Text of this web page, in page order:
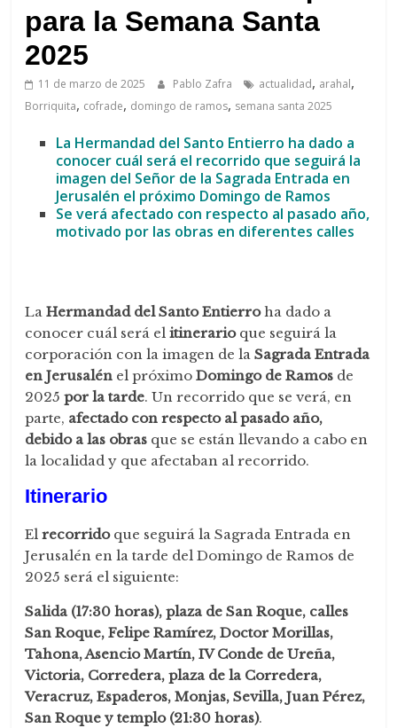
de
Arahal
para la Semana Santa
2025
11 de marzo de 2025 Pablo Zafra actualidad, arahal,
Borriquita, cofrade, domingo de ramos, semana santa 2025
La Hermandad del Santo Entierro ha dado a
conocer cuál será el recorrido que seguirá la
imagen del Señor de la Sagrada Entrada en
Jerusalén el próximo Domingo de Ramos
Se verá afectado con respecto al pasado año,
motivado por las obras en diferentes calles
LaHermandad del Santo Entierroha dado a
conocer cuál será elitinerarioque seguirá la
corporación con la imagen de la Sagrada Entrada
en Jerusalén el próximo Domingo de Ramos de
2025 por la tarde. Un recorrido que se verá, en
parte, afectado con respecto al pasado año,
debido a las obras que se están llevando a cabo en
la localidad y que afectaban al recorrido.
Itinerario
Elrecorridoque seguirá la Sagrada Entrada en
Jerusalén en la tarde del Domingo de Ramos de
2025 será el siguiente:
Salida (17:30 horas), plaza de San Roque, calles
San Roque, Felipe Ramírez, Doctor Morillas,
Tahona, Asencio Martín, IV Conde de Ureña,
Victoria, Corredera, plaza de la Corredera,
Veracruz, Espaderos, Monjas, Sevilla, Juan Pérez,
San Roque y templo (21:30 horas).